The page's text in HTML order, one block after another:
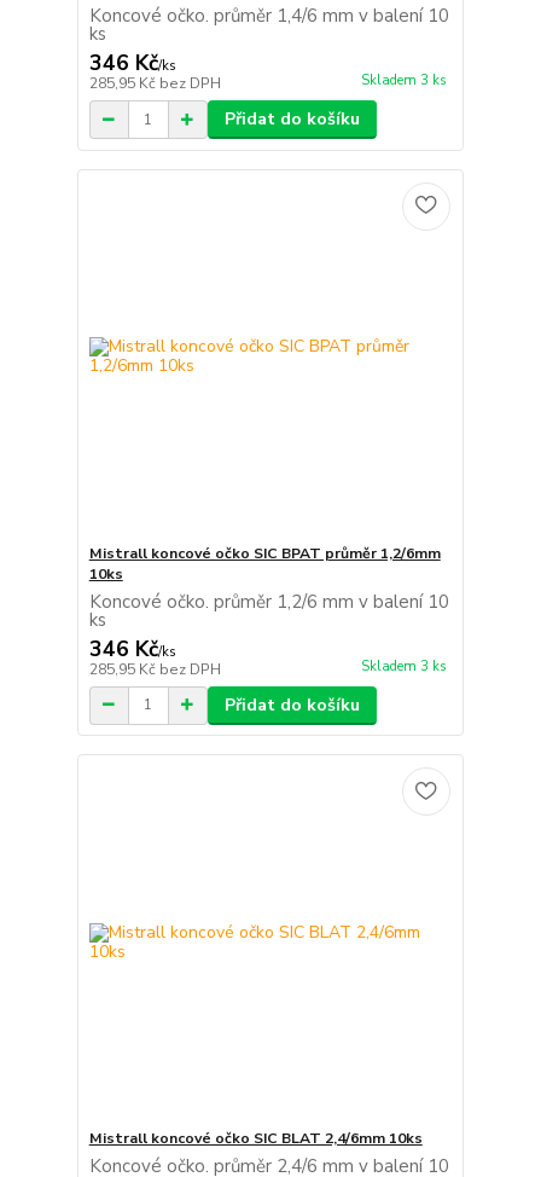
Koncové očko. průměr 1,4/6 mm v balení 10
ks
346 Kč/ks
285,95 Kč bez DPH Skladem 3 ks
Přidat do košíku
Mistrall koncové očko SIC BPAT průměr 1,2/6mm
10ks
Koncové očko. průměr 1,2/6 mm v balení 10
ks
346 Kč/ks
285,95 Kč bez DPH Skladem 3 ks
Přidat do košíku
Mistrall koncové očko SIC BLAT 2,4/6mm 10ks
Koncové očko. průměr 2,4/6 mm v balení 10